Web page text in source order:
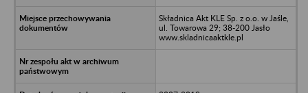
Składnica Akt KLE Sp. z o.o. w Jaśle,
ul. Towarowa 29; 38-200 Jasło
www.skladnicaaktkle.pl